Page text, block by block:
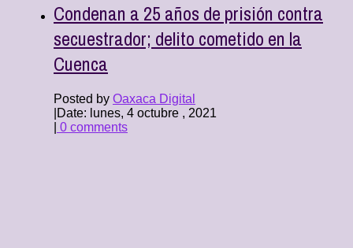
Condenan a 25 años de prisión contra
secuestrador; delito cometido en la
Cuenca
Posted by Oaxaca Digital
Date: lunes, 4 octubre , 2021
0 comments